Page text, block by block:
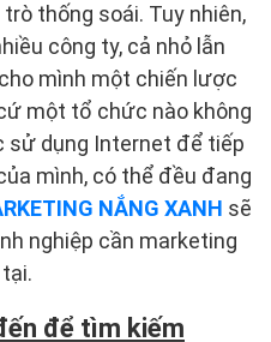
thống soái. Tuy nhiên,
công ty, cả nhỏ lẫn
mình một chiến lược
một tổ chức nào không
dụng Internet để tiếp
mình, có thể đều đang
NẮNG XANH sẽ
nghiệp cần marketing
để tìm kiếm